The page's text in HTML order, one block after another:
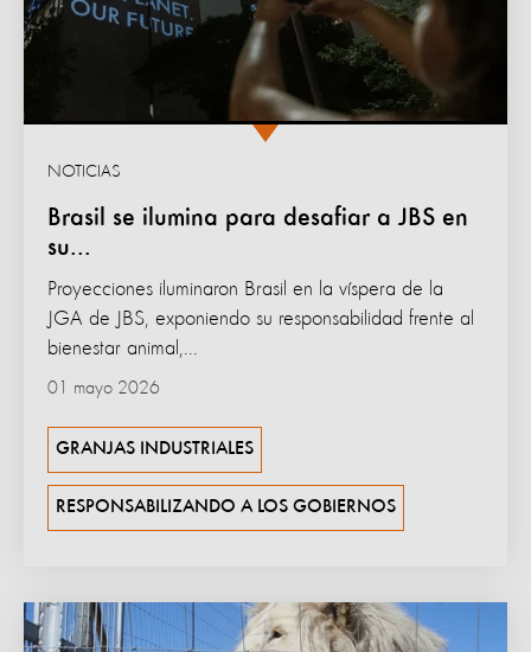
Brasil se ilumina para desafiar a JBS en
su...
NOTICIAS
01 mayo 2026
Proyecciones iluminaron Brasil en la víspera de la
JGA de JBS, exponiendo su responsabilidad frente al
bienestar animal,...
GRANJAS INDUSTRIALES
RESPONSABILIZANDO A LOS GOBIERNOS